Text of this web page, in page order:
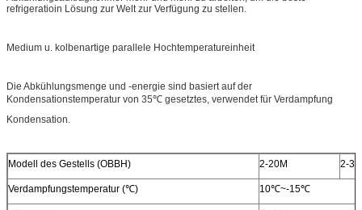
refrigeratioin Lösung zur Welt zur Verfügung zu stellen.
Medium u. kolbenartige parallele Hochtemperatureinheit
Die Abkühlungsmenge und -energie sind basiert auf der
Kondensationstemperatur von 35℃ gesetztes, verwendet für Verdampfung
Kondensation.
Modell des Gestells (OBBH) 2-20M 2-
Verdampfungstemperatur (℃) 10℃~-15℃